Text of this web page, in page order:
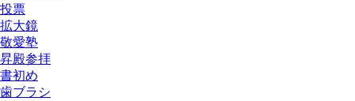
投票
拡大鏡
敬愛塾
昇殿参拝
書初め
歯ブラシ